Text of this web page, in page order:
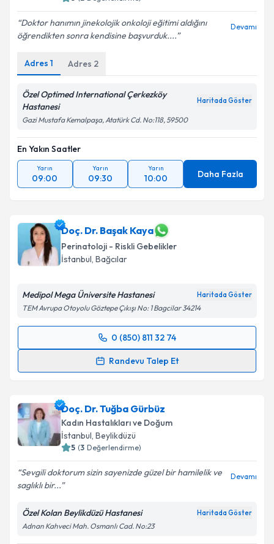
Kişisel verilerimin işlenmesine ilişkin
kapsamda işlenmesini kabul ediyorum.
Takvim Talebini Gönder
Doktor hanımın jinekolojik onkoloji eğitimi aldığını
öğrendikten sonra kendisine başvurduk....
Devamı
Adres 1 Adres 2
Özel Optimed International Çerkezköy
Hastanesi
Haritada Göster
Gazi Mustafa Kemalpaşa, Atatürk Cd. No:118, 59500
En Yakın Saatler
Yarın
09:00
Yarın
09:30
Yarın
10:00 Daha Fazla
Doç. Dr. Başak Kaya
Perinatoloji - Riskli Gebelikler
İstanbul, Bağcılar
Medipol Mega Üniversite Hastanesi Haritada Göster
TEM Avrupa Otoyolu Göztepe Çıkışı No: 1 Bagcilar 34214
0 (850) 811 32 74
Randevu Talep Et
Randevu Takvimi Talebi
takvim hazırlandığında e-posta ile bilgilendireceğiz.
E-posta Adresiniz
kapsamda işlenmesini kabul ediyorum.
Doç. Dr. Tuğba Gürbüz
Kadın Hastalıkları ve Doğum
İstanbul, Beylikdüzü
5 (3 Değerlendirme)
Sevgili doktorum sizin sayenizde güzel bir hamilelik ve
saglıklı bir...
Devamı
Özel Kolan Beylikdüzü Hastanesi Haritada Göster
Adnan Kahveci Mah. Osmanlı Cad. No:23